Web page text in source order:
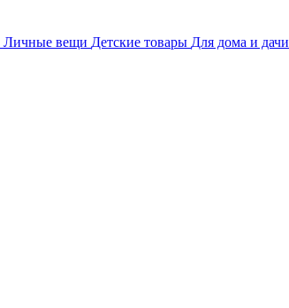
Личные вещи Детские товары Для дома и дачи